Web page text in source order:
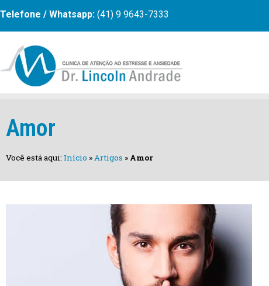
Telefone / Whatsapp: (41) 9 9643-7333
Amor
Você está aqui: Início »Artigos » Amor